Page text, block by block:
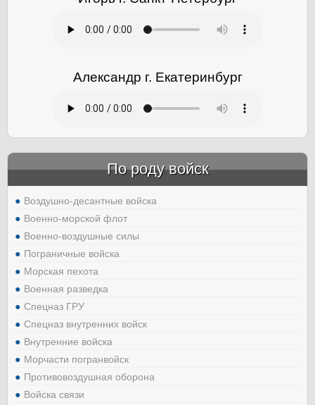
Александр г. Екатеринбург
По роду войск
Воздушно-десантные войска
Военно-морской флот
Военно-воздушные силы
Пограничные войска
Морская пехота
Военная разведка
Спецназ ГРУ
Спецназ внутренних войск
Внутренние войска
Морчасти погранвойск
Противовоздушная оборона
Войска связи